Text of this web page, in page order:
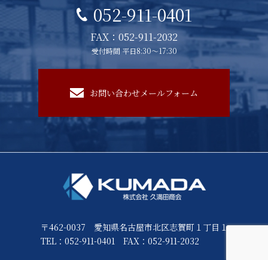
052-911-0401
FAX：052-911-2032
受付時間 平日8:30～17:30
お問い合わせメールフォーム
〒462-0037 愛知県名古屋市北区志賀町１丁目１
TEL：052-911-0401 FAX：052-911-2032